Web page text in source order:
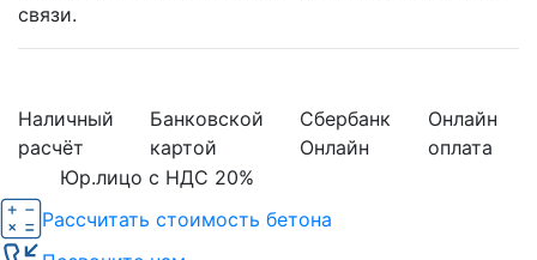
связи.
Наличный
расчёт
Банковской
картой
Сбербанк
Онлайн
Онлайн
оплата
Юр.лицо с НДС 20%
Рассчитать стоимость бетона